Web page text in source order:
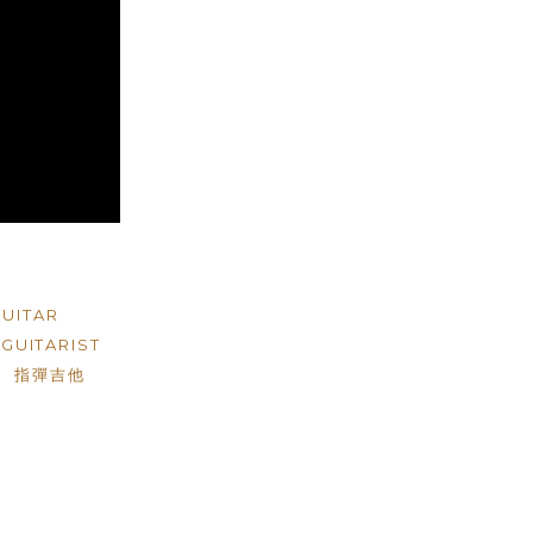
指彈吉他